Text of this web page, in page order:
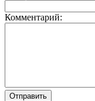
Комментарий:
Отправить